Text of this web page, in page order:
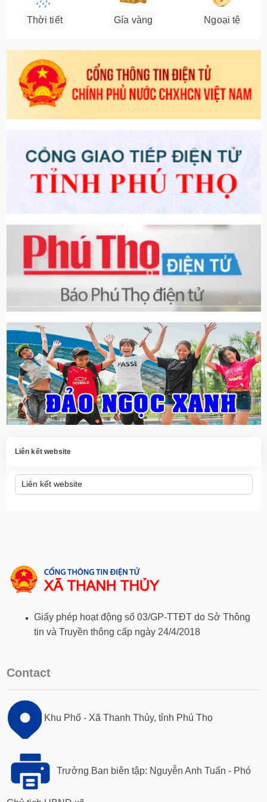
Thời tiết Gía vàng Ngoại tệ
Liên kết website
Giấy phép hoạt động số 03/GP-TTĐT do Sở Thông
tin và Truyền thông cấp ngày 24/4/2018
Contact
Khu Phố - Xã Thanh Thủy, tỉnh Phú Thọ
Trưởng Ban biên tập: Nguyễn Anh Tuấn - Phó